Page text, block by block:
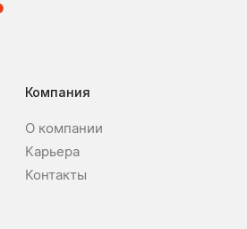
Компания
О компании
Карьера
Контакты